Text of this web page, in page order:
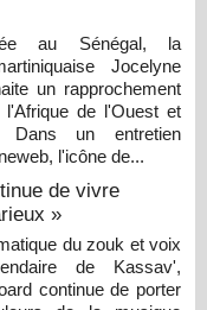
au Sénégal, la
Jocelyne
un rapprochement
l'Afrique de l'Ouest et
Dans un entretien
l'icône de...
de vivre
»
du zouk et voix
de Kassav',
continue de porter